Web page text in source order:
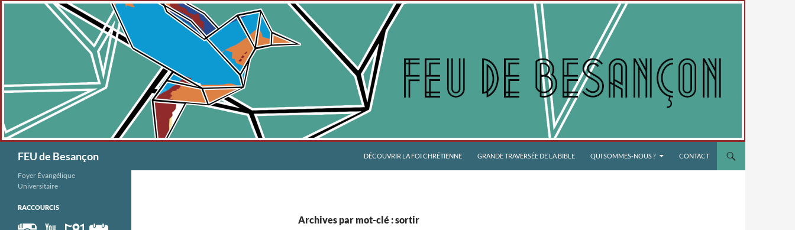
Aller
FEU de Besançon DÉCOUVRIR LA FOI CHRÉTIENNE GRANDE TRAVERSÉE DE LA BIBLE QUI SOMMES-NOUS ? CONTACT
Archives par mot-clé : sortir
Foyer Évangélique
Universitaire
RACCOURCIS